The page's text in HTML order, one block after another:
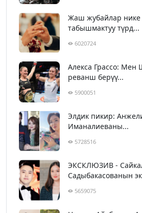
Жаш жубайлар нике
табышмактуу түрд...
6020724
Алекса Грассо: Мен
реванш берүү...
5900051
Элдик пикир:
Иманалиеваны...
5728516
ЭКСКЛЮЗИВ -
Садыбакасованын
5659075